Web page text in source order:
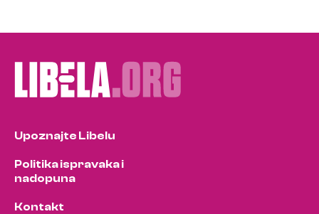
Upoznajte Libelu
Politika ispravaka i
nadopuna
Kontakt